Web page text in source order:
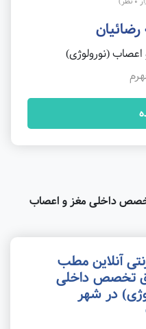
(نورولوژی)
داخلی مغز و اعصاب
آنلاین مطب
تخصص داخلی
در شهر